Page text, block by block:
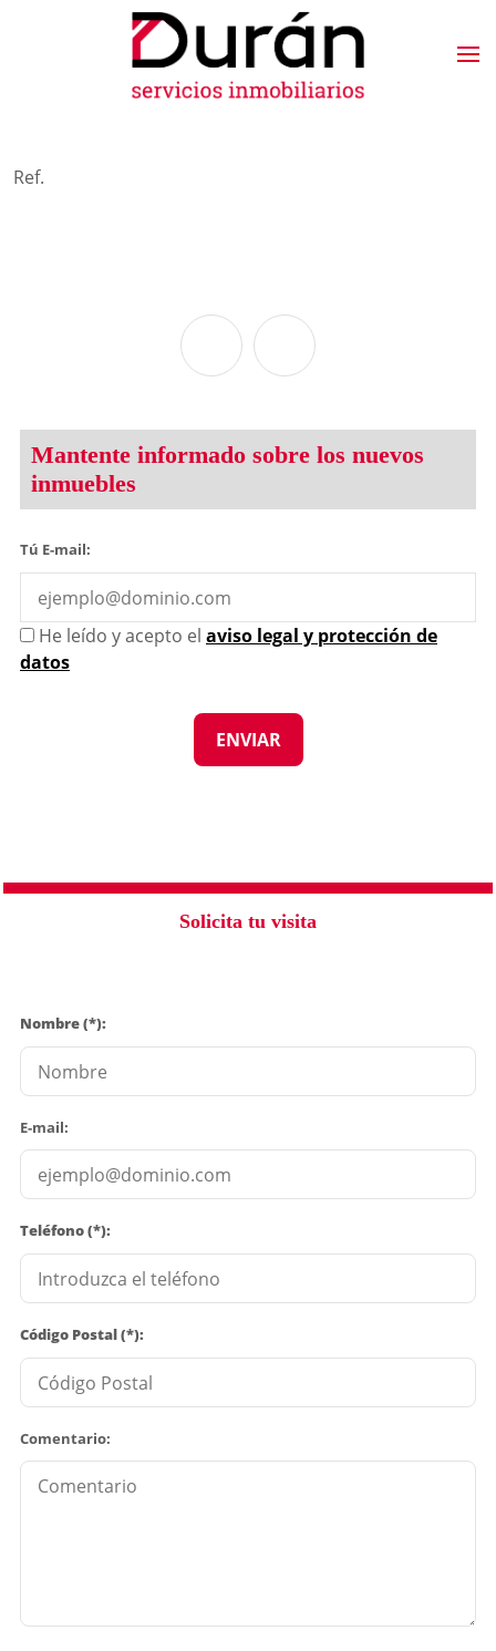
Ref.
Solicita tu visita
Nombre (*):
E-mail:
Teléfono (*):
Código Postal (*):
Comentario:
Mantente informado sobre los nuevos
inmuebles
Tú E-mail:
He leído y acepto el aviso legal y protección de
datos